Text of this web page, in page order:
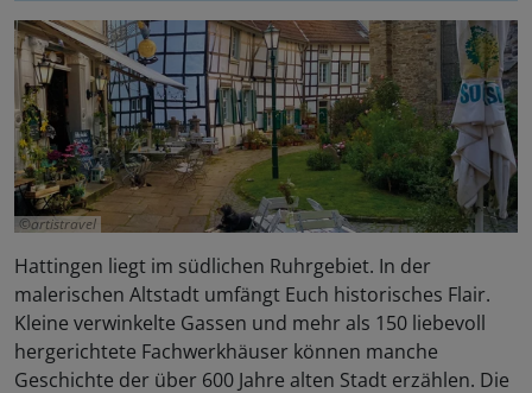
artistravel
Hattingen liegt im südlichen Ruhrgebiet. In der
malerischen Altstadt umfängt Euch historisches Flair.
Kleine verwinkelte Gassen und mehr als 150 liebevoll
hergerichtete Fachwerkhäuser können manche
Geschichte der über 600 Jahre alten Stadt erzählen. Die